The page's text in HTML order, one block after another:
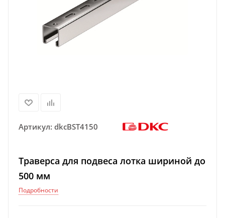
Артикул: dkcBST4150
Траверса для подвеса лотка шириной до
500 мм
Подробности